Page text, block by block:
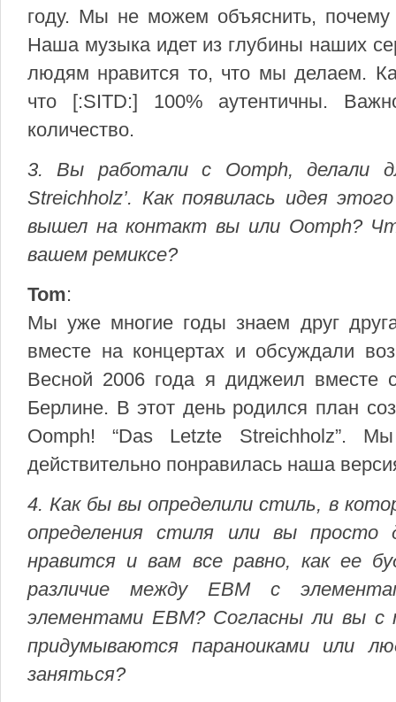
году. Мы не можем объяснить,
Наша музыка идет из глубины наших
людям нравится то, что мы делаем.
что [:SITD:] 100% аутентичны.
количество.
3. Вы работали с Oomph, делали
Streichholz’. Как появилась идея
вышел на контакт вы или Oomph?
вашем ремиксе?
Tom:
Мы уже многие годы знаем друг
вместе на концертах и обсуждали
Весной 2006 года я диджеил вместе
Берлине. В этот день родился план
Oomph! “Das Letzte Streichholz”.
действительно понравилась наша
4. Как бы вы определили стиль, в
определения стиля или вы просто
нравится и вам все равно, как ее
различие между EBM с
элементами EBM? Согласны ли вы с
придумываются параноиками или
заняться?